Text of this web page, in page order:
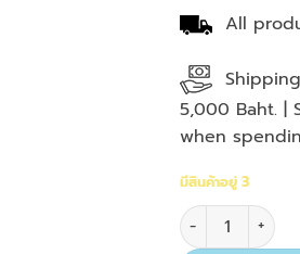
All
5,000 Baht. |
when
มีสินค้าอยู่ 3
จำนวน 0.5-